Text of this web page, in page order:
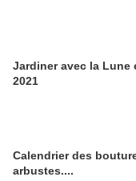
Jardiner avec la Lune
2021
Calendrier des
arbustes....